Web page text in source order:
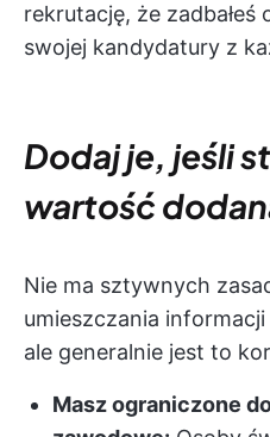
rekrutację, że
swojej kandydatury z
Dodaj je, jeśli
wartość
Nie ma sztywnych
umieszczania
ale generalnie jest to
Masz ograniczone